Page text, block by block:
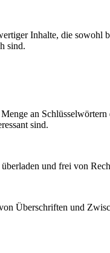
Inhalte, die sowohl
sind.
an
sind.
und frei von
Überschriften und